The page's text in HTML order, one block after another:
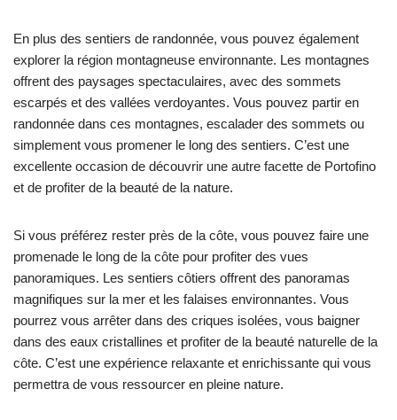
En plus des sentiers de randonnée, vous pouvez également
explorer la région montagneuse environnante. Les montagnes
offrent des paysages spectaculaires, avec des sommets
escarpés et des vallées verdoyantes. Vous pouvez partir en
randonnée dans ces montagnes, escalader des sommets ou
simplement vous promener le long des sentiers. C’est une
excellente occasion de découvrir une autre facette de Portofino
et de profiter de la beauté de la nature.
Si vous préférez rester près de la côte, vous pouvez faire une
promenade le long de la côte pour profiter des vues
panoramiques. Les sentiers côtiers offrent des panoramas
magnifiques sur la mer et les falaises environnantes. Vous
pourrez vous arrêter dans des criques isolées, vous baigner
dans des eaux cristallines et profiter de la beauté naturelle de la
côte. C’est une expérience relaxante et enrichissante qui vous
permettra de vous ressourcer en pleine nature.